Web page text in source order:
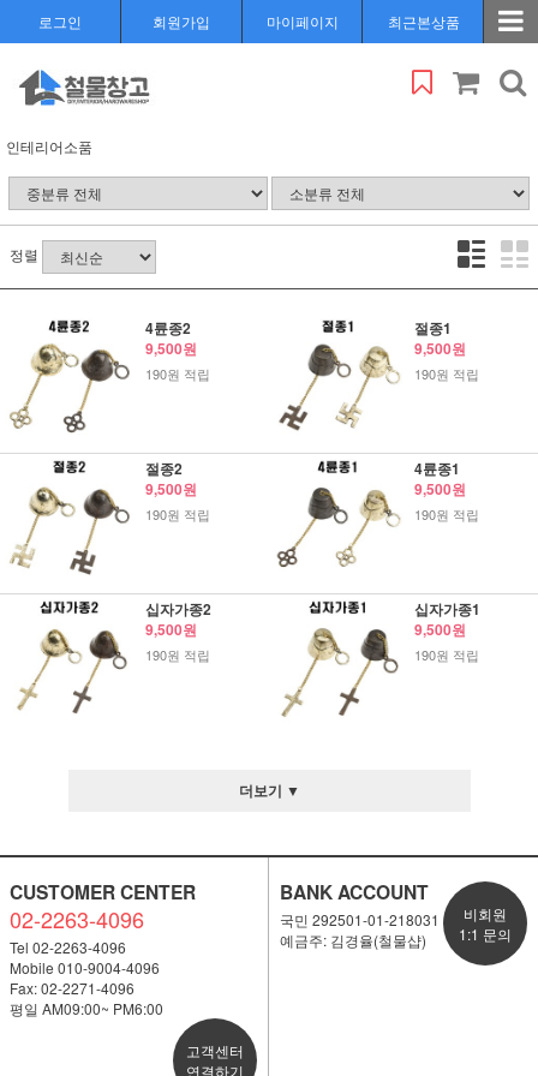
로그인 회원가입 마이페이지 최근본상품
인테리어소품
정렬
4륜종2
9,500원
190원 적립
절종1
9,500원
190원 적립
절종2
9,500원
190원 적립
4륜종1
9,500원
190원 적립
십자가종2
9,500원
190원 적립
십자가종1
9,500원
190원 적립
더보기 ▼
CUSTOMER CENTER
02-2263-4096
Tel 02-2263-4096
Mobile 010-9004-4096
Fax: 02-2271-4096
평일 AM09:00~ PM6:00
고객센터
연결하기
BANK ACCOUNT
국민 292501-01-218031
예금주: 김경율(철물샵)
비회원
1:1 문의